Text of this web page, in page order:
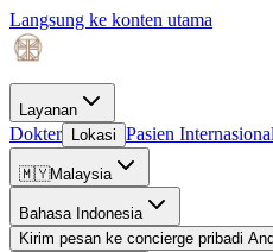
Langsung ke konten utama
Layanan
Dokter Lokasi Pasien Internasional
🇲🇾Malaysia
Bahasa Indonesia
Kirim pesan ke concierge pribadi